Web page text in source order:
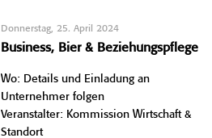
Donnerstag, 25. April 2024
Business, Bier & Beziehungspflege
Wo: Details und Einladung an
Unternehmer folgen
Veranstalter: Kommission Wirtschaft &
Standort